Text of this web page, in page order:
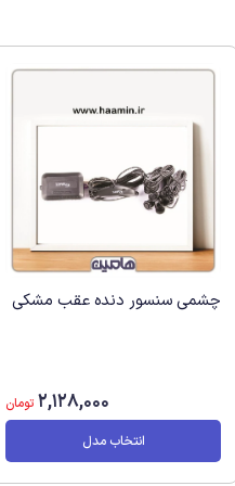
چشمی سنسور دنده عقب مشکی
2,128,000 تومان
انتخاب مدل